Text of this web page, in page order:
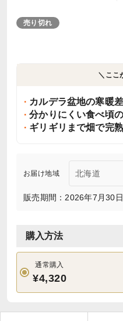
売り切れ
＼ここ
カルデラ盆地の寒暖
分かりにくい食べ頃
ギリギリまで畑で完
お届け地域
販売期間：2026年7月30
購入方法
通常購入
¥4,320